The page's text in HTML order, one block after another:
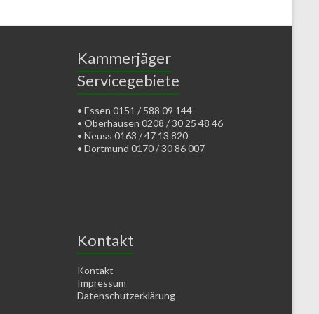
Kammerjäger
Servicegebiete
• Essen 0151 / 588 09 144
• Oberhausen 0208 / 30 25 48 46
• Neuss 0163 / 47 13 820
• Dortmund 0170 / 30 86 007
Kontakt
Kontakt
Impressum
Datenschutzerklärung